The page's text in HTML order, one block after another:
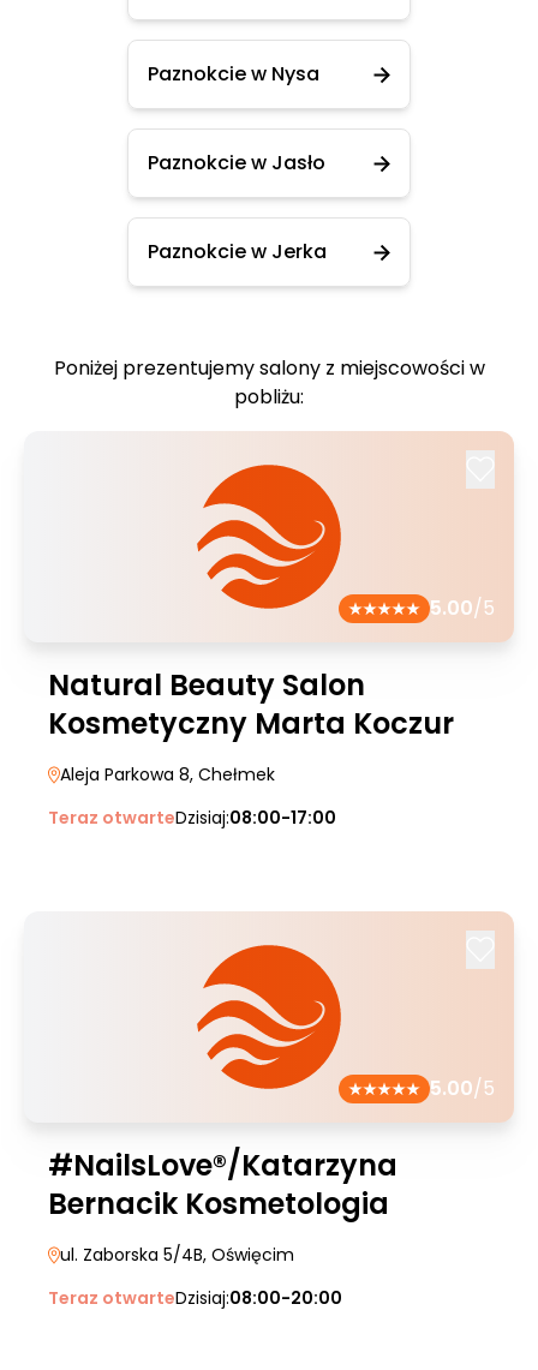
Paznokcie w Nysa
Paznokcie w Jasło
Paznokcie w Jerka
Poniżej prezentujemy salony z miejscowości w
pobliżu:
5.00/5
Natural Beauty Salon
Kosmetyczny Marta Koczur
Aleja Parkowa 8, Chełmek
Teraz otwarteDzisiaj:08:00-17:00
5.00/5
#NailsLove®/Katarzyna
Bernacik Kosmetologia
ul. Zaborska 5/4B, Oświęcim
Teraz otwarteDzisiaj:08:00-20:00